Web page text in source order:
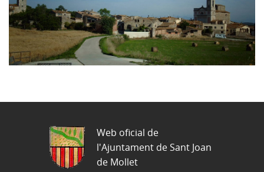
Web oficial de
l'Ajuntament de Sant Joan
de Mollet